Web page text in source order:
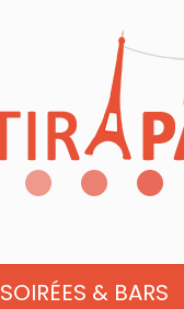
SOIRÉES & BARS